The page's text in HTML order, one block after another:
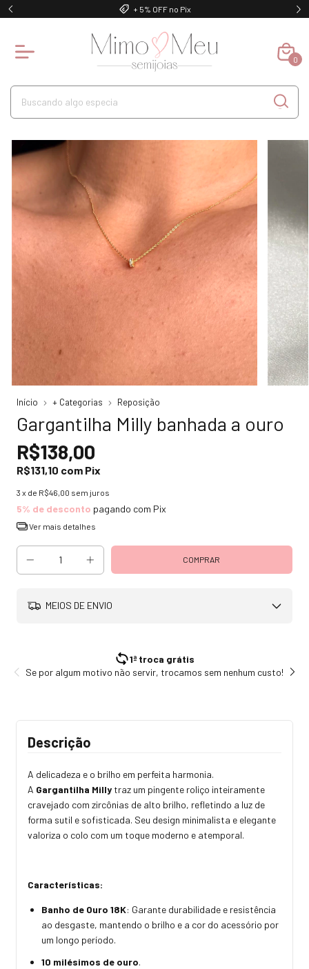
+ 5% OFF no Pix
0
Início + Categorias Reposição
Gargantilha Milly banhada a ouro
R$138,00
R$131,10 com Pix
3 x de R$46,00 sem juros
5% de desconto pagando com Pix
Ver mais detalhes
MEIOS DE ENVIO
1ª troca grátis
Se por algum motivo não servir, trocamos sem nenhum custo!
Descrição
A delicadeza e o brilho em perfeita harmonia.
A Gargantilha Milly traz um pingente roliço inteiramente
cravejado com zircônias de alto brilho, refletindo a luz de
forma sutil e sofisticada. Seu design minimalista e elegante
valoriza o colo com um toque moderno e atemporal.
Características:
Banho de Ouro 18K: Garante durabilidade e resistência
ao desgaste, mantendo o brilho e a cor do acessório por
um longo período.
10 milésimos de ouro.